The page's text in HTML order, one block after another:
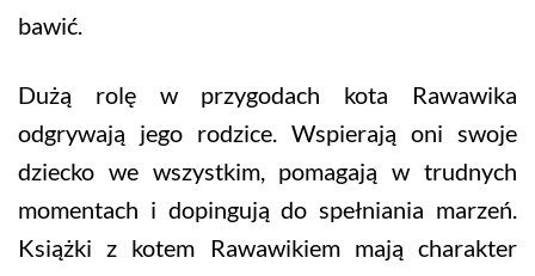
bawić.
Dużą rolę w przygodach kota Rawawika
odgrywają jego rodzice. Wspierają oni swoje
dziecko we wszystkim, pomagają w trudnych
momentach i dopingują do spełniania marzeń.
Książki z kotem Rawawikiem mają charakter